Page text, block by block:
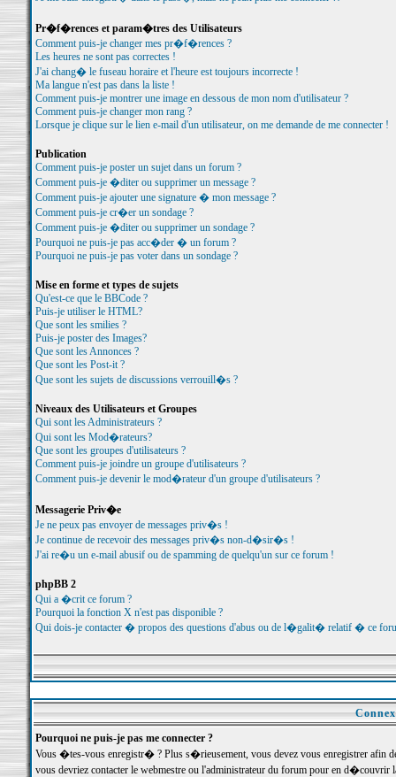
Pr�f�rences et param�tres des Utilisateurs
Comment puis-je changer mes pr�f�rences ?
Les heures ne sont pas correctes !
J'ai chang� le fuseau horaire et l'heure est toujours incorrecte !
Ma langue n'est pas dans la liste !
Comment puis-je montrer une image en dessous de mon nom d'utilisateur ?
Comment puis-je changer mon rang ?
Lorsque je clique sur le lien e-mail d'un utilisateur, on me demande de me connecter !
Publication
Comment puis-je poster un sujet dans un forum ?
Comment puis-je �diter ou supprimer un message ?
Comment puis-je ajouter une signature � mon message ?
Comment puis-je cr�er un sondage ?
Comment puis-je �diter ou supprimer un sondage ?
Pourquoi ne puis-je pas acc�der � un forum ?
Pourquoi ne puis-je pas voter dans un sondage ?
Mise en forme et types de sujets
Qu'est-ce que le BBCode ?
Puis-je utiliser le HTML?
Que sont les smilies ?
Puis-je poster des Images?
Que sont les Annonces ?
Que sont les Post-it ?
Que sont les sujets de discussions verrouill�s ?
Niveaux des Utilisateurs et Groupes
Qui sont les Administrateurs ?
Qui sont les Mod�rateurs?
Que sont les groupes d'utilisateurs ?
Comment puis-je joindre un groupe d'utilisateurs ?
Comment puis-je devenir le mod�rateur d'un groupe d'utilisateurs ?
Messagerie Priv�e
Je ne peux pas envoyer de messages priv�s !
Je continue de recevoir des messages priv�s non-d�sir�s !
J'ai re�u un e-mail abusif ou de spamming de quelqu'un sur ce forum !
phpBB 2
Qui a �crit ce forum ?
Pourquoi la fonction X n'est pas disponible ?
Qui dois-je contacter � propos des questions d'abus ou de l�galit� relatif � ce
Pourquoi ne puis-je pas me connecter ?
Vous �tes-vous enregistr� ? Plus s�rieusement, vous devez vous enregistrer
vous devriez contacter le webmestre ou l'administrateur du forum pour en